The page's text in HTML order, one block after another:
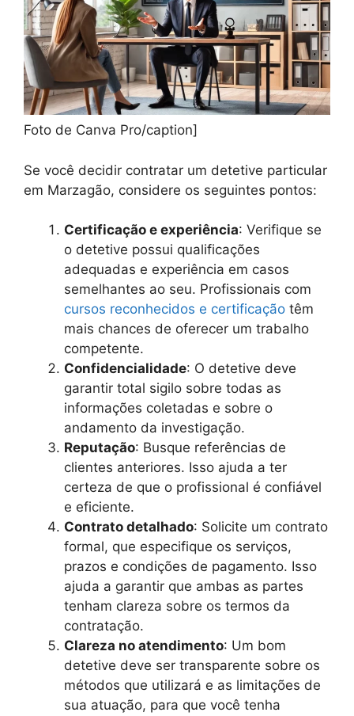
Foto de Canva Pro/caption]
Se você decidir contratar um detetive particular
em Marzagão, considere os seguintes pontos:
Certificação e experiência: Verifique se
o detetive possui qualificações
adequadas e experiência em casos
semelhantes ao seu. Profissionais com
cursos reconhecidos e certificação têm
mais chances de oferecer um trabalho
competente.
Confidencialidade: O detetive deve
garantir total sigilo sobre todas as
informações coletadas e sobre o
andamento da investigação.
Reputação: Busque referências de
clientes anteriores. Isso ajuda a ter
certeza de que o profissional é confiável
e eficiente.
Contrato detalhado: Solicite um contrato
formal, que especifique os serviços,
prazos e condições de pagamento. Isso
ajuda a garantir que ambas as partes
tenham clareza sobre os termos da
contratação.
Clareza no atendimento: Um bom
detetive deve ser transparente sobre os
métodos que utilizará e as limitações de
sua atuação, para que você tenha